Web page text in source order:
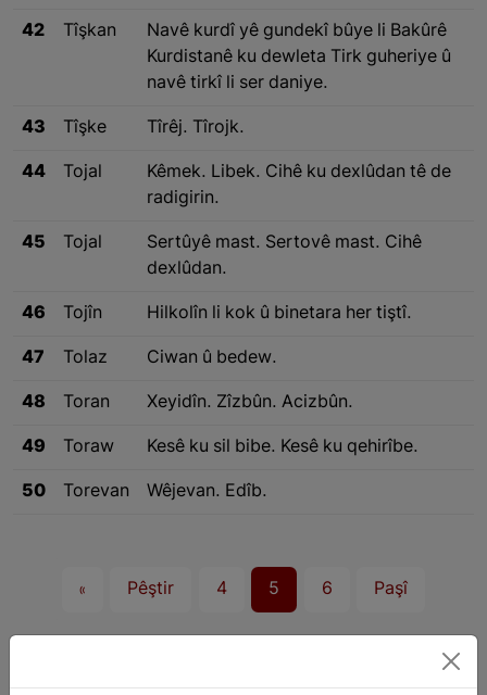
42 Tîşkan
Navê kurdî yê gundekî bûye li Bakûrê
Kurdistanê ku dewleta Tirk guheriye û
navê tirkî li ser daniye.
43 Tîşke Tîrêj. Tîrojk.
44 Tojal
Kêmek. Libek. Cihê ku dexlûdan tê de
radigirin.
45 Tojal
Sertûyê mast. Sertovê mast. Cihê
dexlûdan.
46 Tojîn Hilkolîn li kok û binetara her tiştî.
47 Tolaz Ciwan û bedew.
48 Toran Xeyidîn. Zîzbûn. Acizbûn.
49 Toraw Kesê ku sil bibe. Kesê ku qehirîbe.
50 Torevan Wêjevan. Edîb.
« Pêştir 4 5 6 Paşî